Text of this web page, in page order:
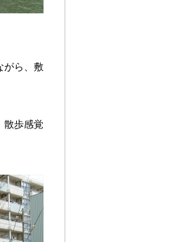
がら、敷
散歩感覚